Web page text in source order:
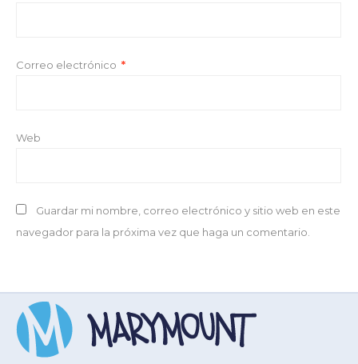
Correo electrónico *
Web
Guardar mi nombre, correo electrónico y sitio web en este
navegador para la próxima vez que haga un comentario.